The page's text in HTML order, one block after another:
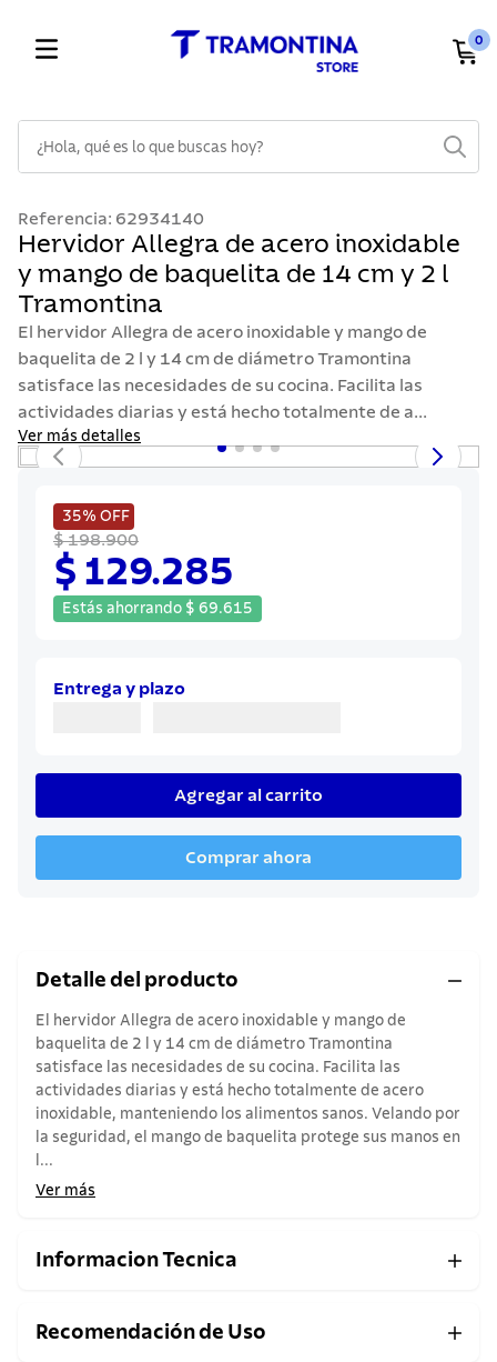
0
Referencia: 62934140
Hervidor Allegra de acero inoxidable
y mango de baquelita de 14 cm y 2 l
Tramontina
El hervidor Allegra de acero inoxidable y mango de
baquelita de 2 l y 14 cm de diámetro Tramontina
satisface las necesidades de su cocina. Facilita las
actividades diarias y está hecho totalmente de a...
Ver más detalles
35% OFF
$ 198.900
$ 129.285
Estás ahorrando $ 69.615
Entrega y plazo
Agregar al carrito
Comprar ahora
Detalle del producto
El hervidor Allegra de acero inoxidable y mango de
baquelita de 2 l y 14 cm de diámetro Tramontina
satisface las necesidades de su cocina. Facilita las
actividades diarias y está hecho totalmente de acero
inoxidable, manteniendo los alimentos sanos. Velando por
la seguridad, el mango de baquelita protege sus manos en
l...
Ver más
Informacion Tecnica
Recomendación de Uso
1 .
cuchillos
2.
cubiertos
3.
sarten
lavaplatos
5.
ollas
acero inoxidable
sartenes
juego cuchillos
cuchillo
10. olla